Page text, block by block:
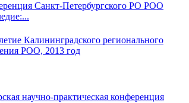
Санкт-Петербургского РО РОО
научно-практическая конференция